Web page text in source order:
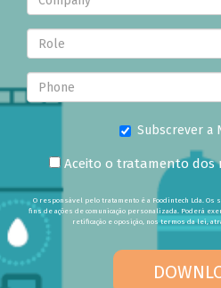
Subscrever a
Aceito o tratamento dos
O responsável pelo tratamento é a Foodintech Lda.
fins de ações de comunicação personalizada. Poderá
retificação e oposição, nos termos da lei,